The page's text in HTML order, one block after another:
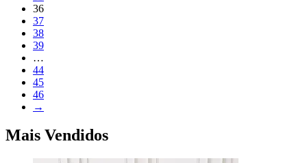
36
37
38
39
…
44
45
46
→
Mais Vendidos